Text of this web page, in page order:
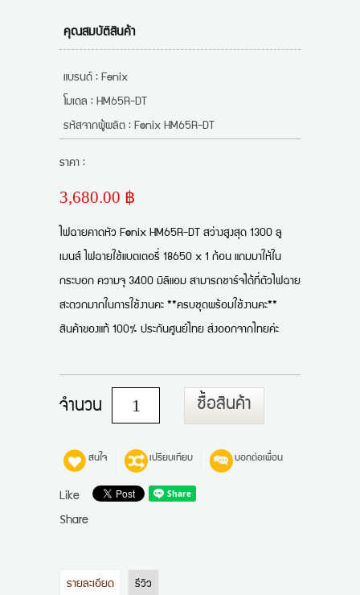
คุณสมบัติสินค้า
แบรนด์ : Fenix
โมเดล : HM65R-DT
รหัสจากผู้ผลิต : Fenix HM65R-DT
ราคา :
3,680.00 ฿
ไฟฉายคาดหัว Fenix HM65R-DT สว่างสูงสุด 1300 ลู
เมนส์ ไฟฉายใช้แบตเตอรี่ 18650 x 1 ก้อน แถมมาให้ใน
กระบอก ความจุ 3400 มิลิแอม สามารถชาร์จได้ที่ตัวไฟฉาย
สะดวกมากในการใช้งานคะ **ครบชุดพร้อมใช้งานคะ**
สินค้าของแท้ 100% ประกันศูนย์ไทย ส่งออกจากไทยค่ะ
จำนวน ซื้อสินค้า
สนใจ เปรียบเทียบ บอกต่อเพื่อน
Like
Share
รายละเอียด รีวิว